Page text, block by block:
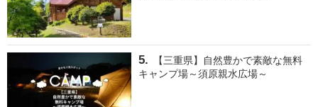
【三重県】自然豊かで素敵な無料
キャンプ場～須原親水広場～